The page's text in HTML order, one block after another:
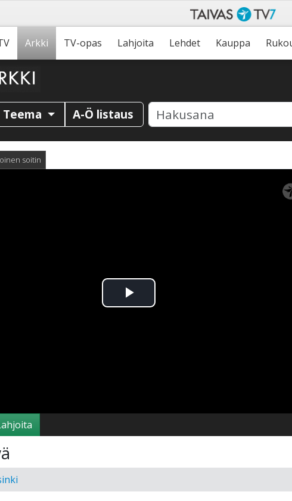
Arkki TV-opas Lahjoita Lehdet Kauppa
Teema A-Ö listaus
soitin
Toista